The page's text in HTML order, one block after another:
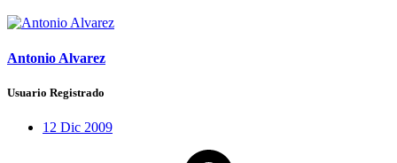
Antonio Alvarez
Usuario Registrado
12 Dic 2009